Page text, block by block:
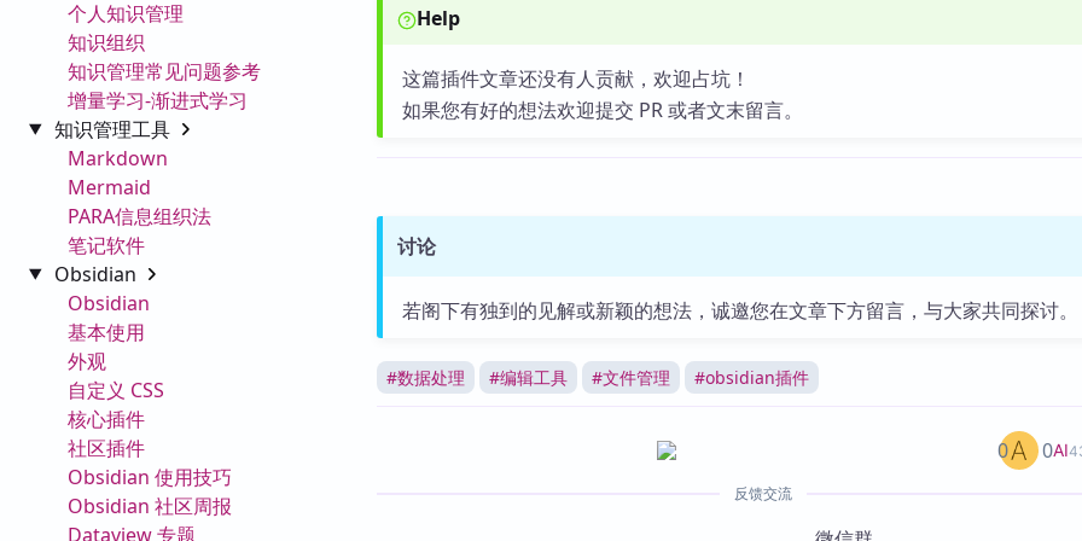
个人知识管理
知识组织
知识管理常见问题参考
增量学习-渐进式学习
知识管理工具
Markdown
Mermaid
PARA信息组织法
笔记软件
Obsidian
Obsidian
基本使用
外观
自定义 CSS
核心插件
社区插件
Obsidian 使用技巧
Obsidian 社区周报
Dataview 专题
Help
这篇插件文章还没有人贡献，欢迎占坑！
如果您有好的想法欢迎提交 PR 或者文末留言。
讨论
若阁下有独到的见解或新颖的想法，诚邀您在文章下方留言，与大家共同探讨。
#数据处理 #编辑工具 #文件管理 #obsidian插件
AI
0 0
反馈交流